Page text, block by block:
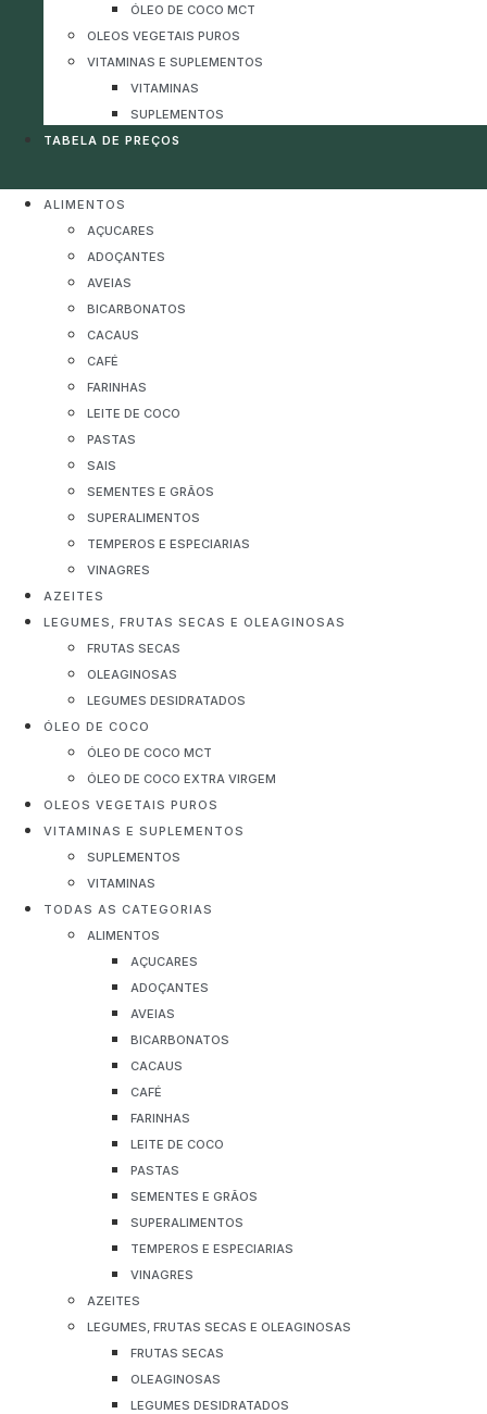
ÓLEO DE COCO MCT
OLEOS VEGETAIS PUROS
VITAMINAS E SUPLEMENTOS
VITAMINAS
SUPLEMENTOS
TABELA DE PREÇOS
ALIMENTOS
AÇUCARES
ADOÇANTES
AVEIAS
BICARBONATOS
CACAUS
CAFÉ
FARINHAS
LEITE DE COCO
PASTAS
SAIS
SEMENTES E GRÃOS
SUPERALIMENTOS
TEMPEROS E ESPECIARIAS
VINAGRES
AZEITES
LEGUMES, FRUTAS SECAS E OLEAGINOSAS
FRUTAS SECAS
OLEAGINOSAS
LEGUMES DESIDRATADOS
ÓLEO DE COCO
ÓLEO DE COCO MCT
ÓLEO DE COCO EXTRA VIRGEM
OLEOS VEGETAIS PUROS
VITAMINAS E SUPLEMENTOS
SUPLEMENTOS
VITAMINAS
TODAS AS CATEGORIAS
ALIMENTOS
AÇUCARES
ADOÇANTES
AVEIAS
BICARBONATOS
CACAUS
CAFÉ
FARINHAS
LEITE DE COCO
PASTAS
SEMENTES E GRÃOS
SUPERALIMENTOS
TEMPEROS E ESPECIARIAS
VINAGRES
AZEITES
LEGUMES, FRUTAS SECAS E OLEAGINOSAS
FRUTAS SECAS
OLEAGINOSAS
LEGUMES DESIDRATADOS